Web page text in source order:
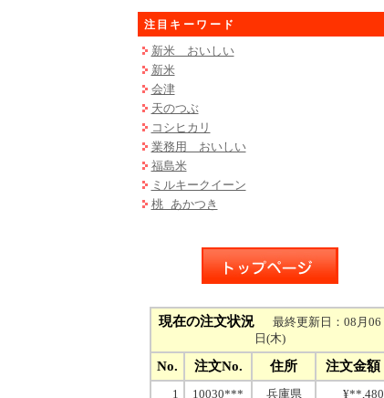
注目キーワード
新米 おいしい
新米
会津
天のつぶ
コシヒカリ
業務用 おいしい
福島米
ミルキークイーン
桃 あかつき